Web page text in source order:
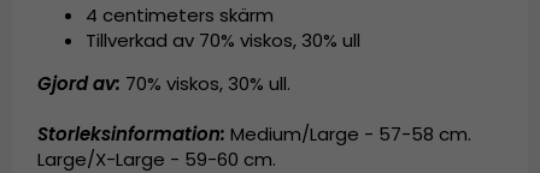
4 centimeters skärm
Tillverkad av 70% viskos, 30% ull
Gjord av: 70% viskos, 30% ull.
Storleksinformation: Medium/Large - 57-58 cm.
Large/X-Large - 59-60 cm.